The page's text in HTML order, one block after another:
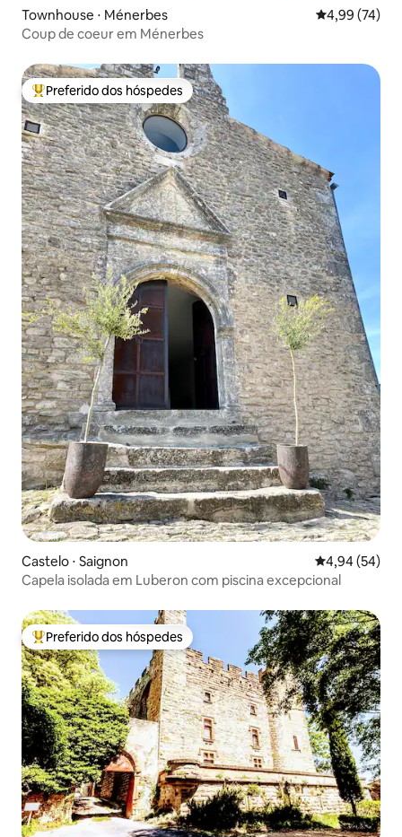
Townhouse ⋅ Ménerbes 4,99 de uma
4,99 (74)
Coup de coeur em Ménerbes
Entre os melhores preferidos dos hóspedes
Preferido dos hóspedes
Castelo ⋅ Saignon 4,94 de uma
4,94 (54)
Capela isolada em Luberon com piscina excepcional
Entre os melhores preferidos dos hóspedes
Preferido dos hóspedes